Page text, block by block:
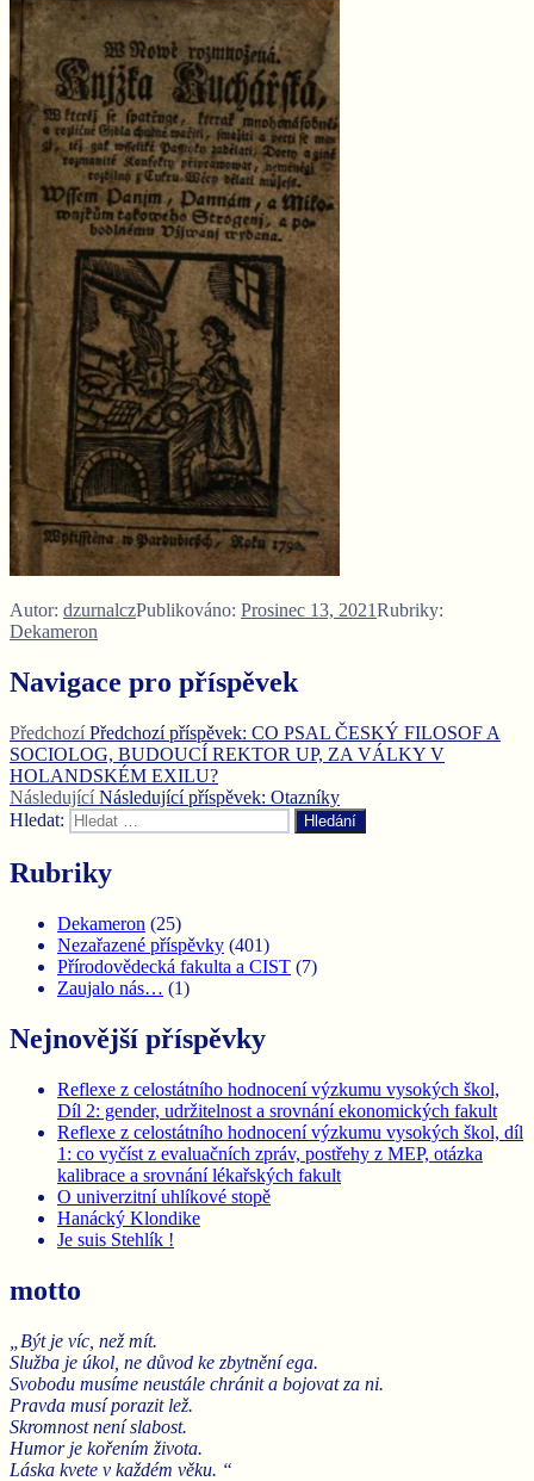
Autor: dzurnalczPublikováno: Prosinec 13, 2021Rubriky:
Dekameron
Navigace pro příspěvek
Předchozí Předchozí příspěvek: CO PSAL ČESKÝ FILOSOF A
SOCIOLOG, BUDOUCÍ REKTOR UP, ZA VÁLKY V
HOLANDSKÉM EXILU?
Následující Následující příspěvek: Otazníky
Hledat:
Hledání
Rubriky
Dekameron (25)
Nezařazené příspěvky (401)
Přírodovědecká fakulta a CIST (7)
Zaujalo nás… (1)
Nejnovější příspěvky
Reflexe z celostátního hodnocení výzkumu vysokých škol,
Díl 2: gender, udržitelnost a srovnání ekonomických fakult
Reflexe z celostátního hodnocení výzkumu vysokých škol, díl
1: co vyčíst z evaluačních zpráv, postřehy z MEP, otázka
kalibrace a srovnání lékařských fakult
O univerzitní uhlíkové stopě
Hanácký Klondike
Je suis Stehlík !
motto
„Být je víc, než mít.
Služba je úkol, ne důvod ke zbytnění ega.
Svobodu musíme neustále chránit a bojovat za ni.
Pravda musí porazit lež.
Skromnost není slabost.
Humor je kořením života.
Láska kvete v každém věku. “